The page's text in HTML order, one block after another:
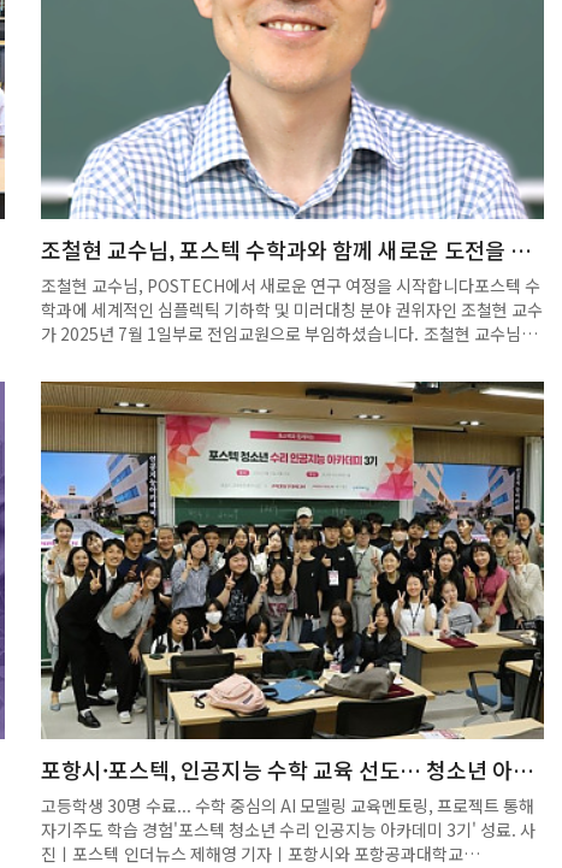
중립을 달성하더라도 강력한 태풍과 극한 강수 위험은 수 세기 동안 지속
될 수 있다"며 "탄소를 줄이는 더 적극적인 전략이 필요하다"고 말했
조철현 교수님, 포스텍 수학과와 함께 새로운 도전을 이
어갑니다!
조철현 교수님, POSTECH에서 새로운 연구 여정을 시작합니다포스텍 수
학과에 세계적인 심플렉틱 기하학 및 미러대칭 분야 권위자인 조철현 교수
가 2025년 7월 1일부로 전임교원으로 부임하셨습니다. 조철현 교수님은
Madison에서 수학 박사(2003)를 취득하셨으며, 서울대학교 수리과학부
에서 교수로 재직하시며 활발한 연구 및 학문 후속 세대 양성에 헌신해 오
셨습니다. 특히 Northwestern University, University of Toronto
등 해외 유수 대학에서 연구 경력을 쌓으셨으며, 한국 수학계의 발전에 큰
기여를 해왔습니다. 조철현 교수님의 주요 연구 분야는 심플렉틱 기하학
(Symplectic Geometry), 라그랑지안 플로어 이론(Lagrangian
Floer Theory), 미러대칭(Mirror Symmetry) 등으로, 해당 분야에서
다수의 국제 저명 학술지 논문을 발표하고 세계적인 학회 및 컨퍼런스에서
초청 강연을 이어오고 계십니다. 또한, 한국수학회 우수논문상, 삼성미래
과학연구사업, SRC센터(양자구조모듈센터) 부센터장 등 다양한 연구비
수주 및 수상을 통해 학문적 우수성을 널리 인정받았습니다. 조 교수님은
현재까지도 한국수학회 《Journal of the Korean Mathematical
Society》의 편집위원 및 동아시아 심플렉틱 컨퍼런스(Organizer) 등
학술·교육 분야의 다양한 활동을 이어오고 있으며, 차세대 수학 인재 양성
에도 적극적으로 나서고 있습니다. 포스텍 수학과는 조철현 교수님의 합
류를 진심으로 환영하며, 앞으로 심플렉틱 기하학 및 수리물리학 분야에
서 POSTECH이 선도적 연구 성과를 창출하는 데 큰 역할을 하실 것으로
포항시·포스텍, 인공지능 수학 교육 선도… 청소년 아카
데미 3기 성료
고등학생 30명 수료... 수학 중심의 AI 모델링 교육멘토링, 프로젝트 통해
자기주도 학습 경험'포스텍 청소년 수리 인공지능 아카데미 3기' 성료. 사
진ㅣ포스텍 인더뉴스 제해영 기자ㅣ포항시와 포항공과대학교